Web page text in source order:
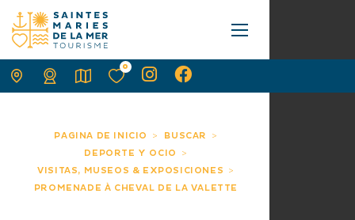
PAGINA DE INICIO
BUSCAR
DEPORTE Y OCIO
VISITAS, MUSEOS & EXPOSICIONES
PROMENADE À CHEVAL DE LA VALETTE
0